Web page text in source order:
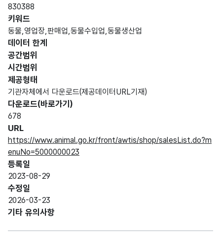
830388
키워드
동물,영업장,판매업,동물수입업,동물생산업
데이터 한계
공간범위
시간범위
제공형태
기관자체에서 다운로드(제공데이터URL기재)
다운로드(바로가기)
678
URL
https://www.animal.go.kr/front/awtis/shop/salesList.do?m
enuNo=5000000023
등록일
2023-08-29
수정일
2026-03-23
기타 유의사항